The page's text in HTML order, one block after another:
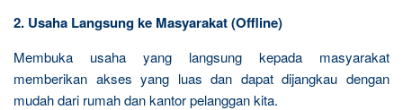
2. Usaha Langsung ke Masyarakat (Offline)
Membuka usaha yang langsung kepada masyarakat
memberikan akses yang luas dan dapat dijangkau dengan
mudah dari rumah dan kantor pelanggan kita.